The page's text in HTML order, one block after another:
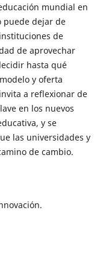
mundial en
puede dejar de
de
de aprovechar
hasta qué
y oferta
a reflexionar de
en los nuevos
y se
las universidades y
de cambio.